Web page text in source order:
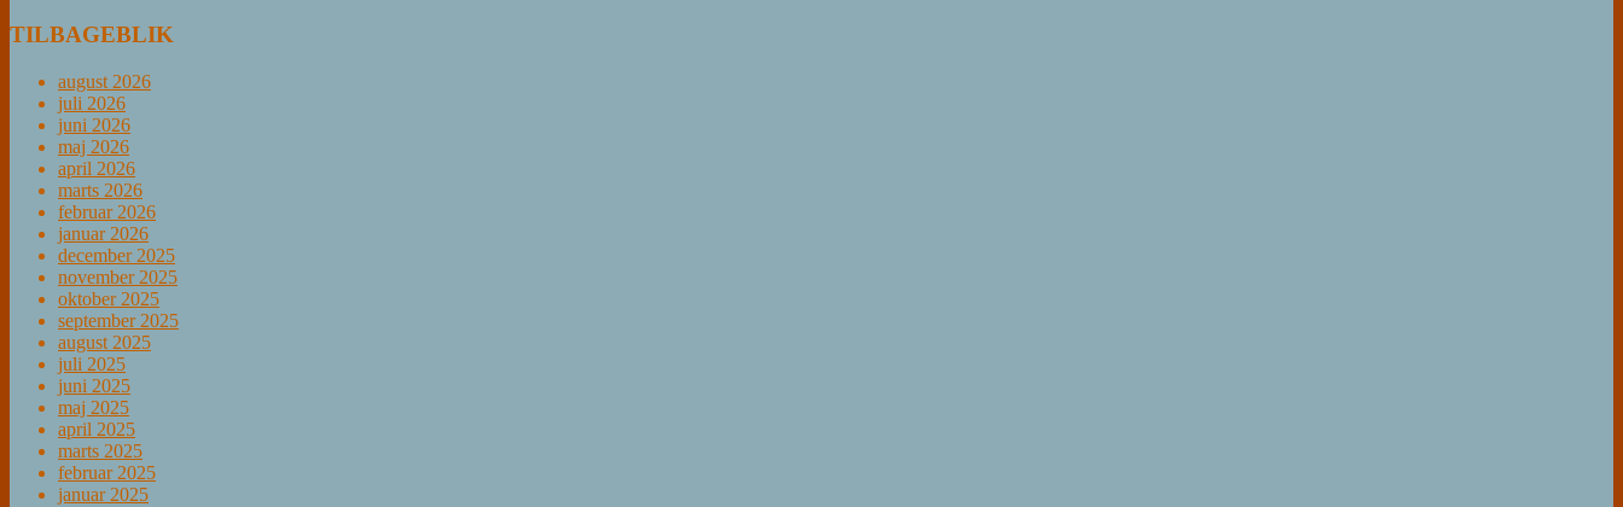
TILBAGEBLIK
august 2026
juli 2026
juni 2026
maj 2026
april 2026
marts 2026
februar 2026
januar 2026
december 2025
november 2025
oktober 2025
september 2025
august 2025
juli 2025
juni 2025
maj 2025
april 2025
marts 2025
februar 2025
januar 2025